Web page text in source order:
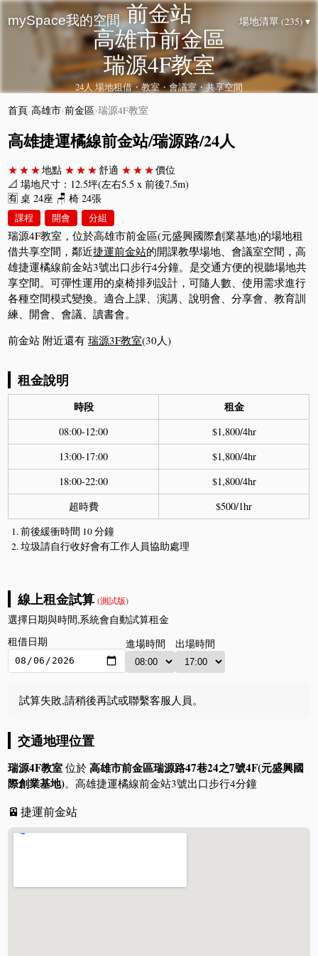
mySpace我的空間 場地清單 (235) ▾
前金站
高雄市前金區
瑞源4F教室
24人 場地租借・教室・會議室・共享空間
首頁›高雄市›前金區›瑞源4F教室
高雄捷運橘線前金站/瑞源路/24人
★★★地點 ★★★舒適 ★★★價位
📐 場地尺寸：12.5坪(左右5.5 x 前後7.5m)
🈶 桌 24座 🪑 椅 24張
課程 開會 分組
瑞源4F教室，位於高雄市前金區(元盛興國際創業基地)的場地租
借共享空間，鄰近捷運前金站的開課教學場地、會議室空間，高
雄捷運橘線前金站3號出口步行4分鐘。是交通方便的視聽場地共
享空間。可彈性運用的桌椅排列設計，可隨人數、使用需求進行
各種空間模式變換。適合上課、演講、說明會、分享會、教育訓
練、開會、會議、讀書會。
前金站 附近還有瑞源3F教室(30人)
租金說明
時段 租金
08:00-12:00
$1,800/4hr
13:00-17:00
$1,800/4hr
18:00-22:00
$1,800/4hr
超時費
$500/1hr
前後緩衝時間 10 分鐘
垃圾請自行收好會有工作人員協助處理
線上租金試算(測試版)
選擇日期與時間,系統會自動試算租金
租借日期
進場時間 出場時間
試算失敗,請稍後再試或聯繫客服人員。
交通地理位置
瑞源4F教室 位於高雄市前金區瑞源路47巷24之7號4F(元盛興國
際創業基地)。高雄捷運橘線前金站3號出口步行4分鐘
🚈 捷運前金站